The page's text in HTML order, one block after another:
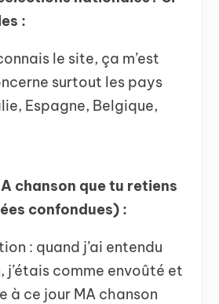
:
le site, ça m’est
surtout les pays
Espagne, Belgique,
chanson que tu retiens
confondues) :
: quand j’ai entendu
j’étais comme envoûté et
à ce jour MA chanson